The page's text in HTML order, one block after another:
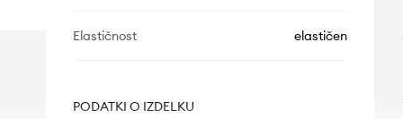
Elastičnost elastičen
PODATKI O IZDELKU